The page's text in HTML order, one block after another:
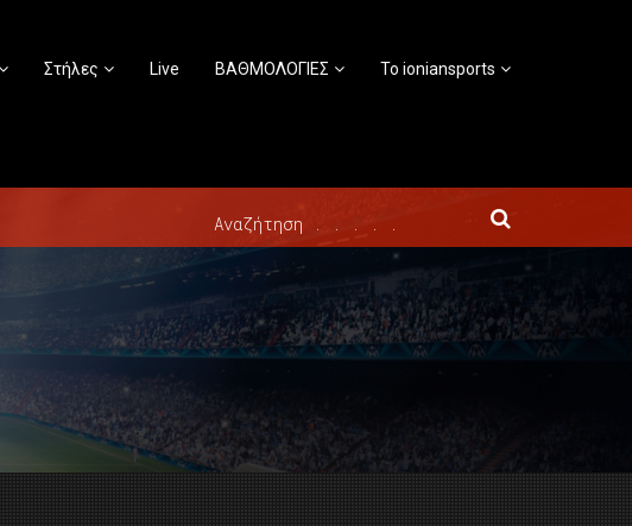
Στήλες Live ΒΑΘΜΟΛΟΓΙΕΣ Το ioniansports